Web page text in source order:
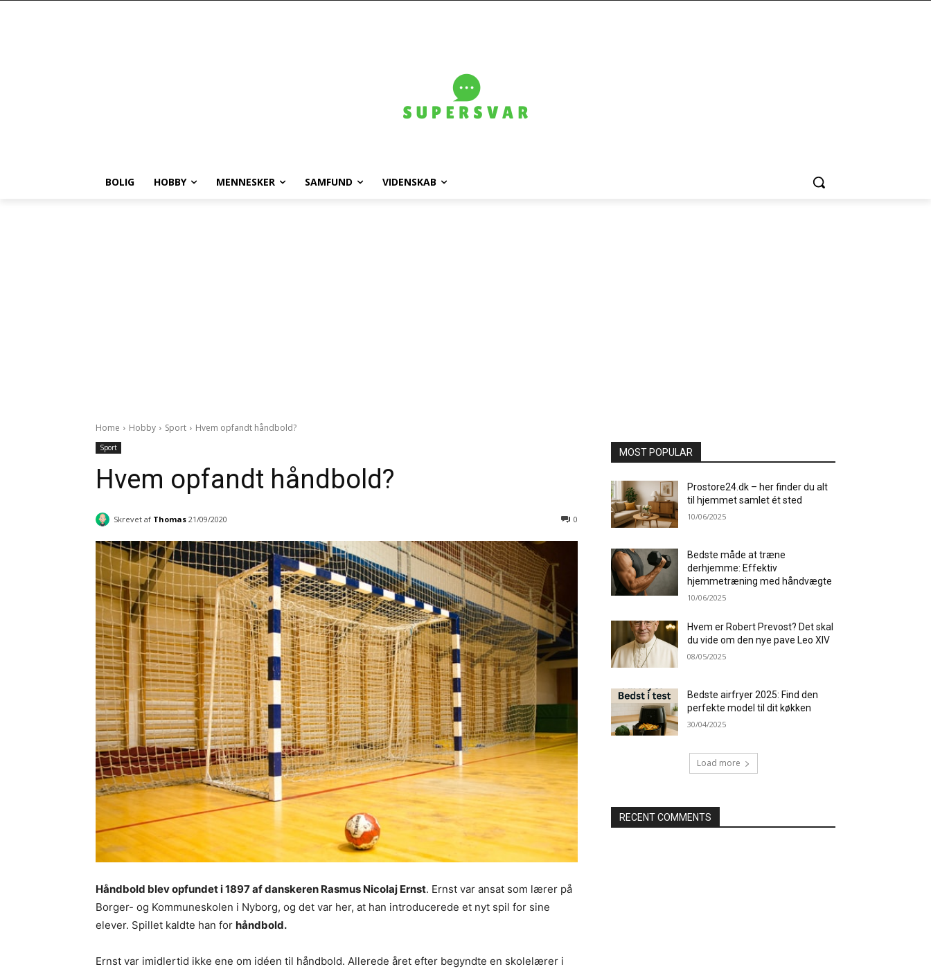
BOLIG HOBBY MENNESKER SAMFUND VIDENSKAB
Home Hobby Sport Hvem opfandt håndbold?
Sport
Hvem opfandt håndbold?
Skrevet af Thomas 21/09/2020 0
Håndbold blev opfundet i 1897 af danskeren Rasmus Nicolaj Ernst. Ernst var ansat som lærer på
Borger- og Kommuneskolen i Nyborg, og det var her, at han introducerede et nyt spil for sine
elever. Spillet kaldte han for håndbold.
Ernst var imidlertid ikke ene om idéen til håndbold. Allerede året efter begyndte en skolelærer i
MOST POPULAR
Prostore24.dk – her finder du alt
til hjemmet samlet ét sted
10/06/2025
Bedste måde at træne
derhjemme: Effektiv
hjemmetræning med håndvægte
10/06/2025
Hvem er Robert Prevost? Det skal
du vide om den nye pave Leo XIV
08/05/2025
Bedste airfryer 2025: Find den
perfekte model til dit køkken
30/04/2025
Load more
RECENT COMMENTS